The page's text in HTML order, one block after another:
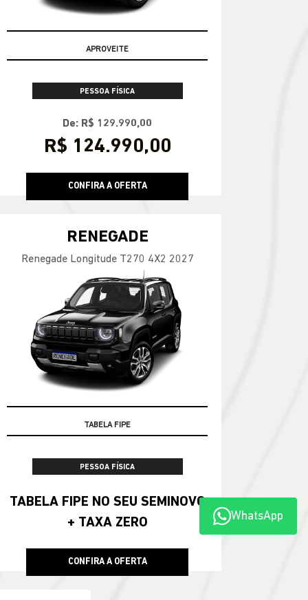
APROVEITE
PESSOA FÍSICA
De: R$ 129.990,00
R$ 124.990,00
CONFIRA A OFERTA
RENEGADE
Renegade Longitude T270 4X2 2027
TABELA FIPE
PESSOA FÍSICA
TABELA FIPE NO SEU SEMINOVO
+ TAXA ZERO
CONFIRA A OFERTA
WhatsApp